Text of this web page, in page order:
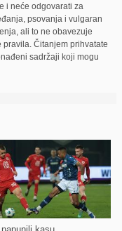
i neće odgovarati za
psovanja i vulgaran
ali to ne obavezuje
Čitanjem prihvatate
sadržaji koji mogu